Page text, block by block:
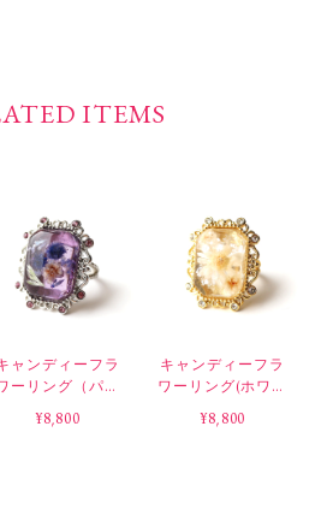
ITEMS
ャンディーフラ
ーリング（パー
プル）
¥8,800
キャンディーフラ
ワーリング(ホワイ
ト）
¥8,800